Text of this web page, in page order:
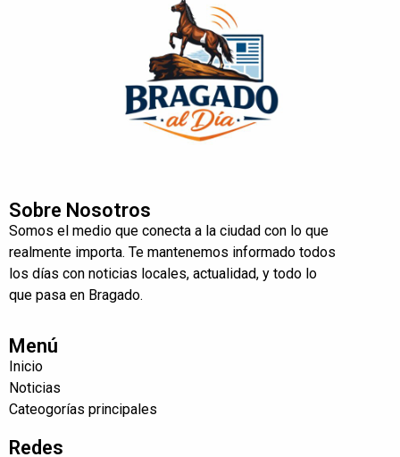
Sobre Nosotros
Somos el medio que conecta a la ciudad con lo que
realmente importa. Te mantenemos informado todos
los días con noticias locales, actualidad, y todo lo
que pasa en Bragado.
Menú
Inicio
Noticias
Cateogorías principales
Redes